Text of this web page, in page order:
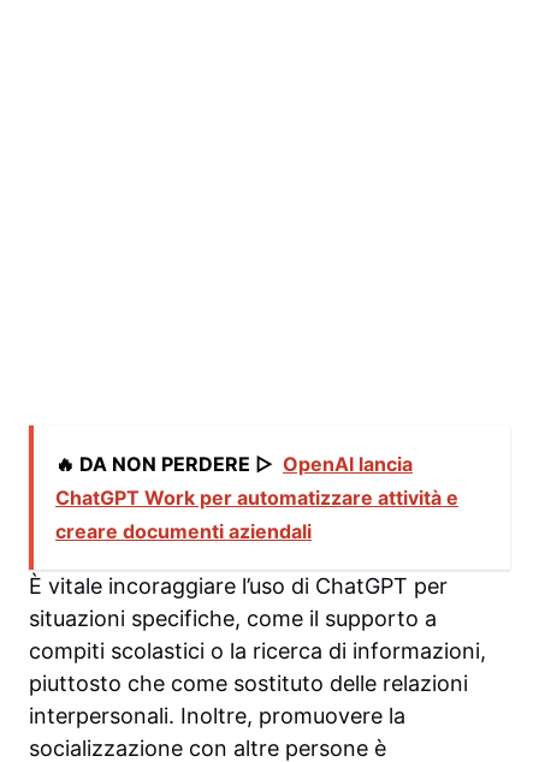
🔥 DA NON PERDERE ▷ OpenAI lancia
ChatGPT Work per automatizzare attività e
creare documenti aziendali
È vitale incoraggiare l’uso di ChatGPT per
situazioni specifiche, come il supporto a
compiti scolastici o la ricerca di informazioni,
piuttosto che come sostituto delle relazioni
interpersonali. Inoltre, promuovere la
socializzazione con altre persone è